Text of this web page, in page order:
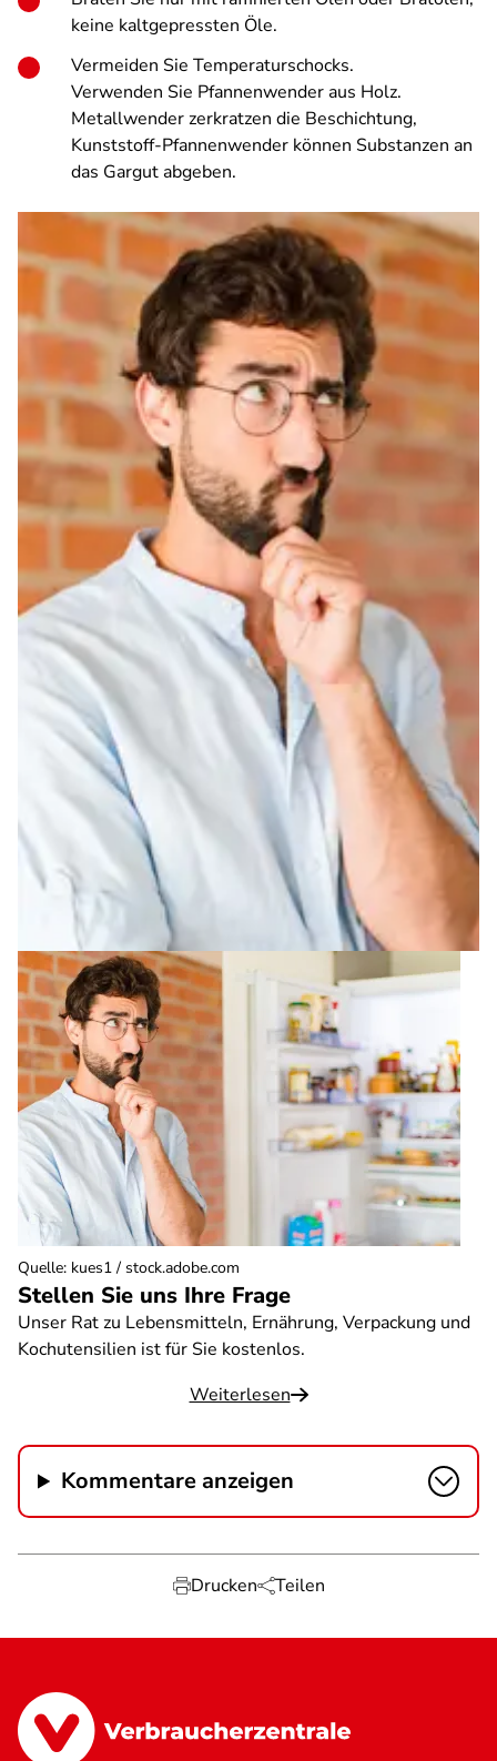
keine kaltgepressten Öle.
Vermeiden Sie Temperaturschocks.
Verwenden Sie Pfannenwender aus Holz.
Metallwender zerkratzen die Beschichtung,
Kunststoff-Pfannenwender können Substanzen an
das Gargut abgeben.
Stellen Sie uns Ihre Frage
Unser Rat zu Lebensmitteln, Ernährung, Verpackung und
Kochutensilien ist für Sie kostenlos.
Weiterlesen
Quelle: kues1 / stock.adobe.com
Kommentare anzeigen
Drucken Teilen